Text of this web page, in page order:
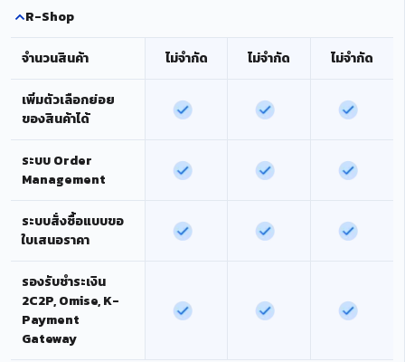
R-Shop
จำนวนสินค้า ไม่จำกัด ไม่จำกัด ไม่จำกัด
เพิ่มตัวเลือกย่อย
ของสินค้าได้
ระบบ Order
Management
ระบบสั่งซื้อแบบขอ
ใบเสนอราคา
รองรับชำระเงิน
2C2P, Omise, K-
Payment
Gateway